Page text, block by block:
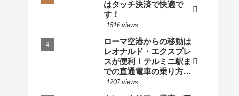
はタッチ決済で快適で
す！
1516 views
ローマ空港からの移動は
レオナルド・エクスプレ
スが便利！テルミニ駅ま
での直通電車の乗り方・
料金・時刻表 by 現地ガ
1207 views